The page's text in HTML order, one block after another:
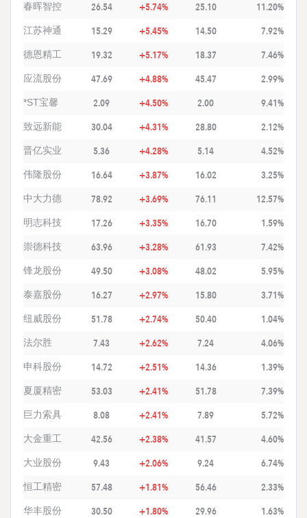
春晖智控 26.54 +5.74% 25.10 11.20%
江苏神通 15.29 +5.45% 14.50 7.92%
德恩精工 19.32 +5.17% 18.37 7.46%
应流股份 47.69 +4.88% 45.47 2.99%
*ST宝馨 2.09 +4.50% 2.00 9.41%
致远新能 30.04 +4.31% 28.80 2.12%
晋亿实业 5.36 +4.28% 5.14 4.52%
伟隆股份 16.64 +3.87% 16.02 3.25%
中大力德 78.92 +3.69% 76.11 12.57%
明志科技 17.26 +3.35% 16.70 1.59%
崇德科技 63.96 +3.28% 61.93 7.42%
锋龙股份 49.50 +3.08% 48.02 5.95%
泰嘉股份 16.27 +2.97% 15.80 3.71%
纽威股份 51.78 +2.74% 50.40 1.04%
法尔胜 7.43 +2.62% 7.24 4.06%
申科股份 14.72 +2.51% 14.36 1.39%
夏厦精密 53.03 +2.41% 51.78 7.39%
巨力索具 8.08 +2.41% 7.89 5.72%
大金重工 42.56 +2.38% 41.57 4.60%
大业股份 9.43 +2.06% 9.24 6.74%
恒工精密 57.48 +1.81% 56.46 2.33%
华丰股份 30.50 +1.80% 29.96 1.63%